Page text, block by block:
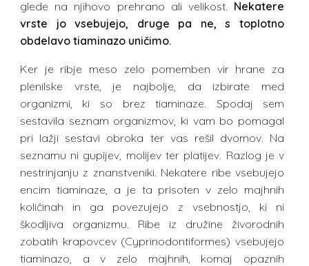
glede na njihovo prehrano ali velikost. Nekatere
vrste jo vsebujejo, druge pa ne, s toplotno
obdelavo tiaminazo uničimo.
Ker je ribje meso zelo pomemben vir hrane za
plenilske vrste, je najbolje, da izbirate med
organizmi, ki so brez tiaminaze. Spodaj sem
sestavila seznam organizmov, ki vam bo pomagal
pri lažji sestavi obroka ter vas rešil dvomov. Na
seznamu ni gupijev, molijev ter platijev. Razlog je v
nestrinjanju z znanstveniki. Nekatere ribe vsebujejo
encim tiaminaze, a je ta prisoten v zelo majhnih
količinah in ga povezujejo z vsebnostjo, ki ni
škodljiva organizmu. Ribe iz družine živorodnih
zobatih krapovcev (Cyprinodontiformes) vsebujejo
tiaminazo, a v zelo majhnih, komaj opaznih